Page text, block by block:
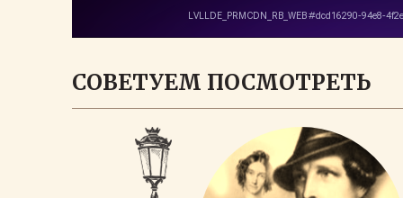
СОВЕТУЕМ ПОСМОТРЕТЬ